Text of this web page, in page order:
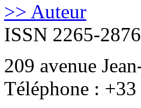
>> Auteur
ISSN 2265-2876
209 avenue
Téléphone :